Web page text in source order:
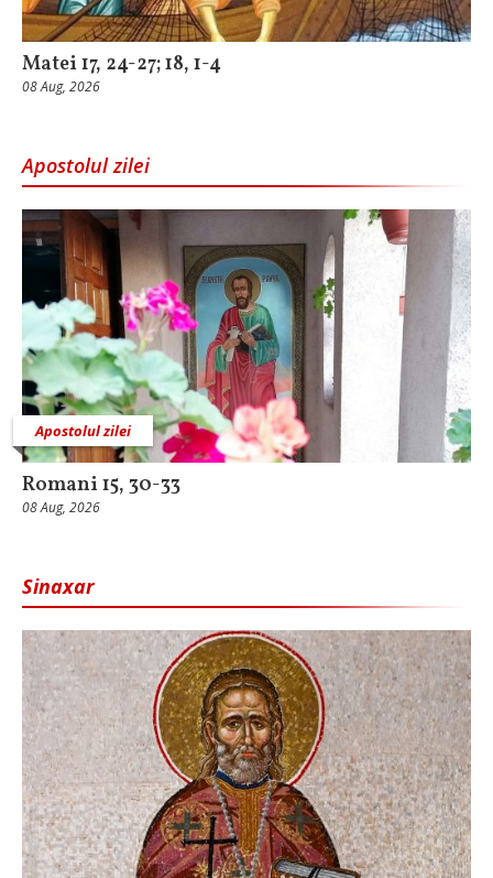
Matei 17, 24-27; 18, 1-4
08 Aug, 2026
Apostolul zilei
Apostolul zilei
Romani 15, 30-33
08 Aug, 2026
Sinaxar